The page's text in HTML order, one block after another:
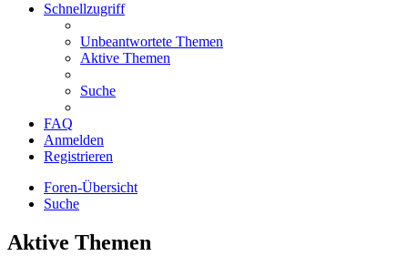
Schnellzugriff
Unbeantwortete Themen
Aktive Themen
Suche
FAQ
Anmelden
Registrieren
Foren-Übersicht
Suche
Aktive Themen